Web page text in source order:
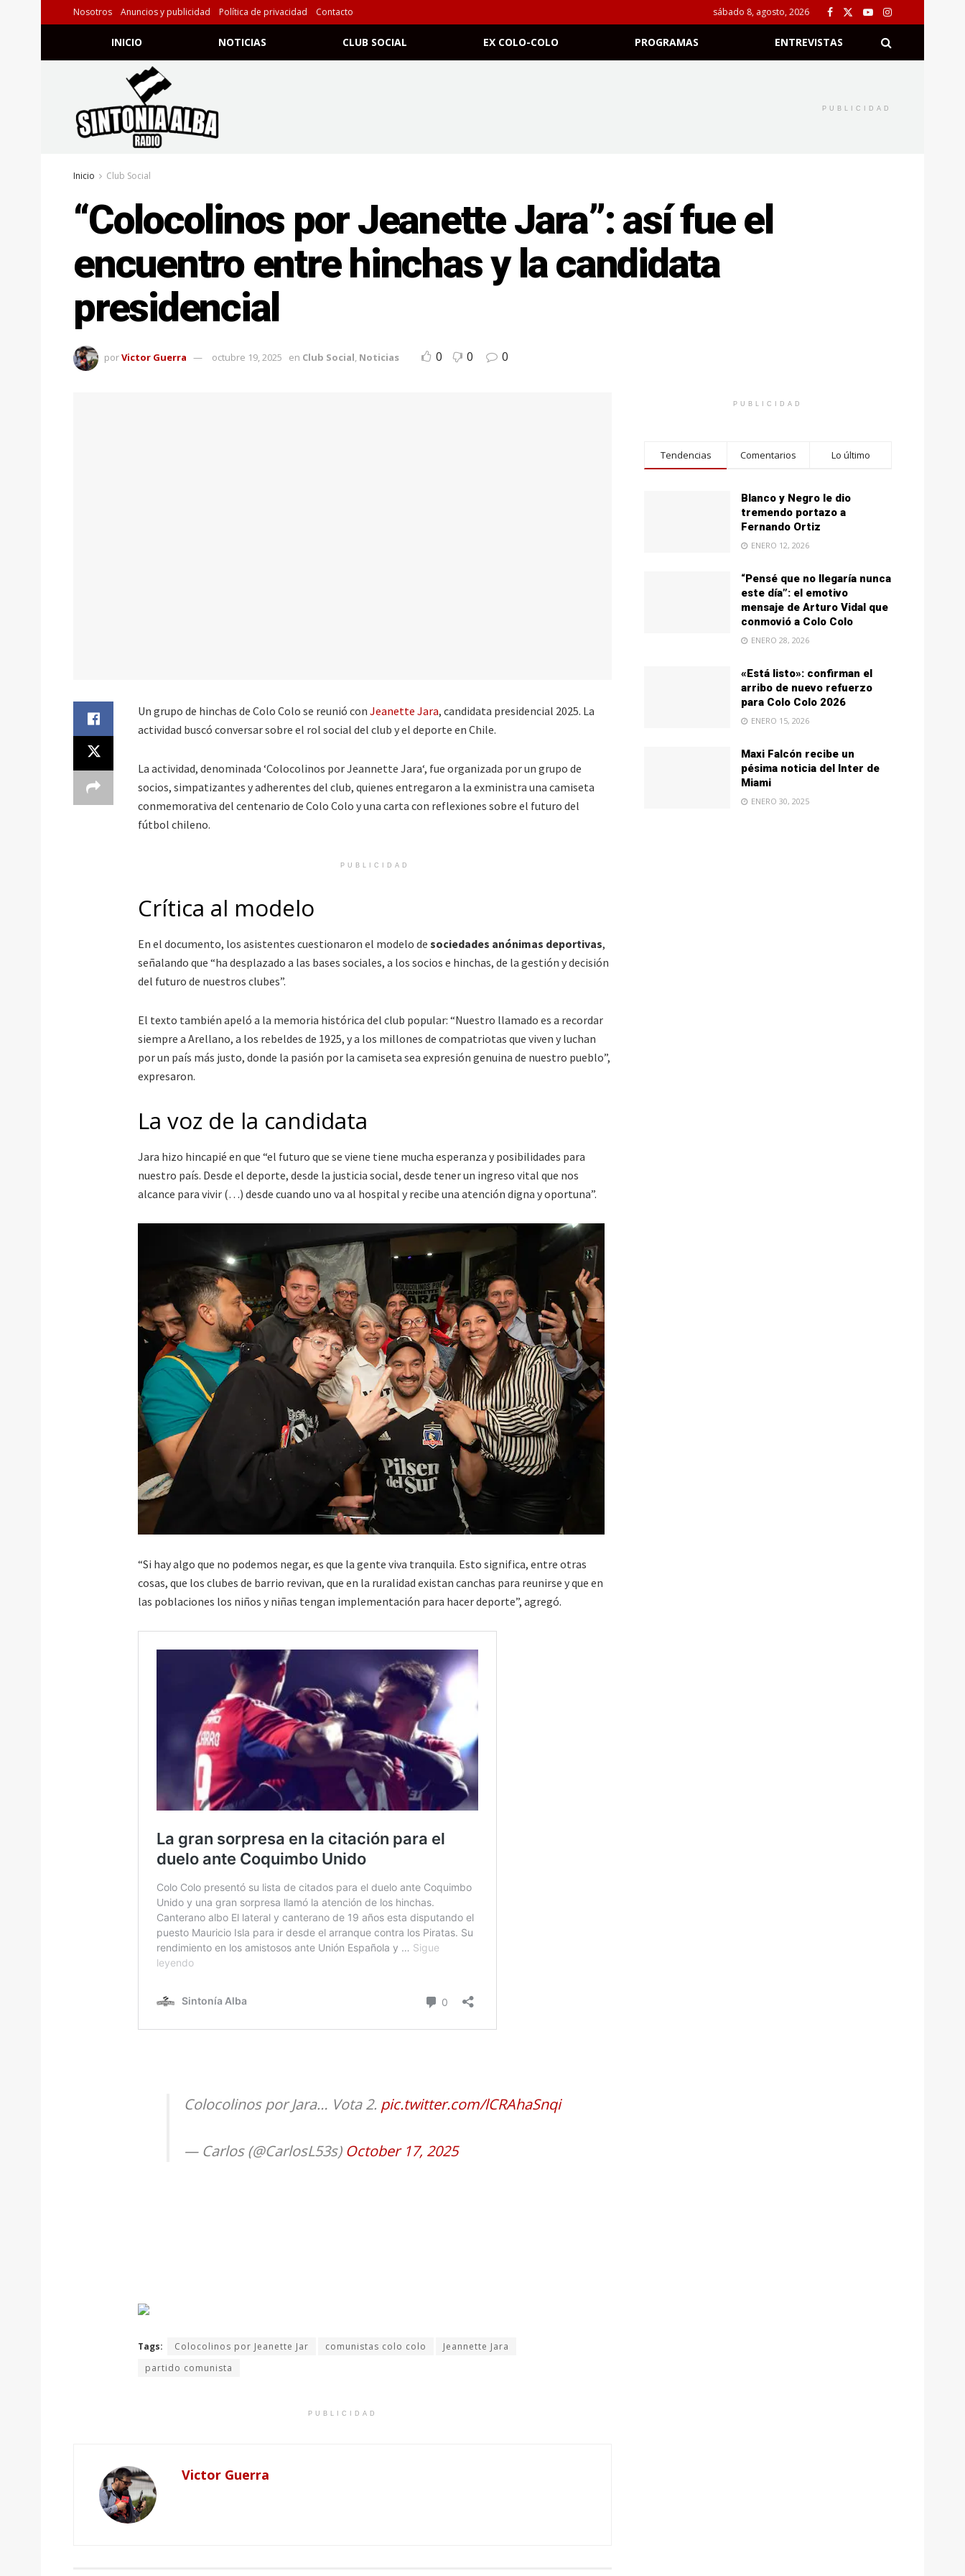
Nosotros Anuncios y publicidad Política de privacidad Contacto sábado 8, agosto, 2026
INICIO NOTICIAS CLUB SOCIAL EX COLO-COLO PROGRAMAS ENTREVISTAS
PUBLICIDAD
Inicio Club Social
“Colocolinos por Jeanette Jara”: así fue el
encuentro entre hinchas y la candidata
presidencial
porVictor Guerra octubre 19, 2025 en Club Social, Noticias 0 0 0
Un grupo de hinchas de Colo Colo se reunió con Jeanette Jara, candidata presidencial 2025. La
actividad buscó conversar sobre el rol social del club y el deporte en Chile.
La actividad, denominada ‘Colocolinos por Jeannette Jara‘, fue organizada por un grupo de
socios, simpatizantes y adherentes del club, quienes entregaron a la exministra una camiseta
conmemorativa del centenario de Colo Colo y una carta con reflexiones sobre el futuro del
fútbol chileno.
PUBLICIDAD
Crítica al modelo
En el documento, los asistentes cuestionaron el modelo de sociedades anónimas deportivas,
señalando que “ha desplazado a las bases sociales, a los socios e hinchas, de la gestión y decisión
del futuro de nuestros clubes”.
El texto también apeló a la memoria histórica del club popular: “Nuestro llamado es a recordar
siempre a Arellano, a los rebeldes de 1925, y a los millones de compatriotas que viven y luchan
por un país más justo, donde la pasión por la camiseta sea expresión genuina de nuestro pueblo”,
expresaron.
La voz de la candidata
Jara hizo hincapié en que “el futuro que se viene tiene mucha esperanza y posibilidades para
nuestro país. Desde el deporte, desde la justicia social, desde tener un ingreso vital que nos
alcance para vivir (…) desde cuando uno va al hospital y recibe una atención digna y oportuna”.
“Si hay algo que no podemos negar, es que la gente viva tranquila. Esto significa, entre otras
cosas, que los clubes de barrio revivan, que en la ruralidad existan canchas para reunirse y que en
las poblaciones los niños y niñas tengan implementación para hacer deporte”, agregó.
Colocolinos por Jara… Vota 2. pic.twitter.com/lCRAhaSnqi
— Carlos (@CarlosL53s) October 17, 2025
Tags: Colocolinos por Jeanette Jar comunistas colo colo
Jeannette Jara
partido comunista
PUBLICIDAD
Victor Guerra
PUBLICIDAD
Tendencias Comentarios Lo último
Blanco y Negro le dio
tremendo portazo a
Fernando Ortiz
ENERO 12, 2026
“Pensé que no llegaría nunca
este día”: el emotivo
mensaje de Arturo Vidal que
conmovió a Colo Colo
ENERO 28, 2026
«Está listo»: confirman el
arribo de nuevo refuerzo
para Colo Colo 2026
ENERO 15, 2026
Maxi Falcón recibe un
pésima noticia del Inter de
Miami
ENERO 30, 2025